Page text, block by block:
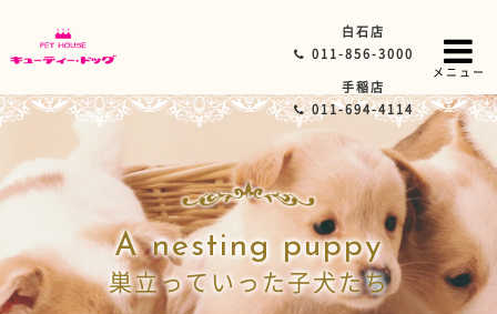
白石店
011-856-3000
手稲店
011-694-4114
メニュー
A nesting puppy
巣立っていった子犬たち